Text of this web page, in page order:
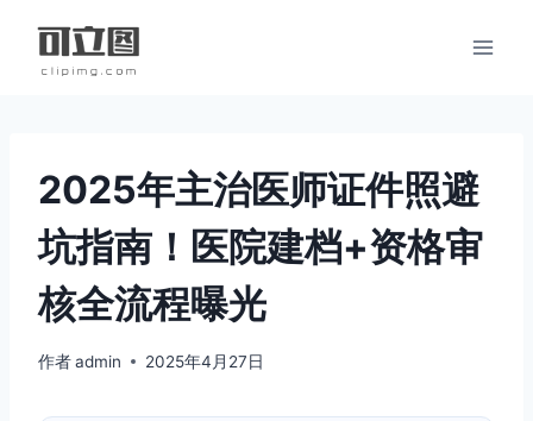
2025年主治医师证件照避
坑指南！医院建档+资格审
核全流程曝光
作者admin 2025年4月27日